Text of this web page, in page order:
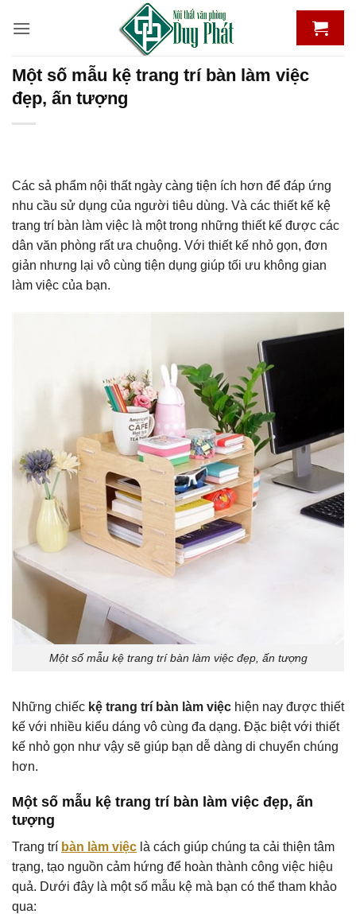
qua
dungMột số mẫu kệ trang trí bàn làm việc
đẹp, ấn tượng
Các sả phẩm nội thất ngày càng tiện ích hơn để đáp ứng
nhu cầu sử dụng của người tiêu dùng. Và các thiết kế kệ
trang trí bàn làm việc là một trong những thiết kế được các
dân văn phòng rất ưa chuộng. Với thiết kế nhỏ gọn, đơn
giản nhưng lại vô cùng tiện dụng giúp tối ưu không gian
làm việc của bạn.
Một số mẫu kệ trang trí bàn làm việc đẹp, ấn tượng
Những chiếc kệ trang trí bàn làm việc hiện nay được thiết
kế với nhiều kiểu dáng vô cùng đa dạng. Đặc biệt với thiết
kế nhỏ gọn như vậy sẽ giúp bạn dễ dàng di chuyển chúng
hơn.
Một số mẫu kệ trang trí bàn làm việc đẹp, ấn
tượng
Trang trí bàn làm việc là cách giúp chúng ta cải thiện tâm
trạng, tạo nguồn cảm hứng để hoàn thành công việc hiệu
quả. Dưới đây là một số mẫu kệ mà bạn có thể tham khảo
qua: